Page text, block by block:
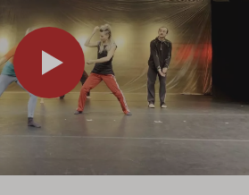
Mute PIP